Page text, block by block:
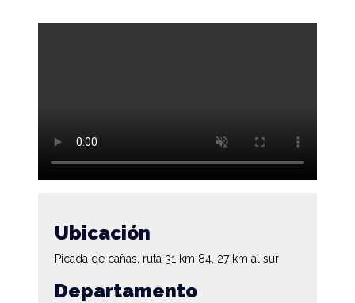
Ubicación
Picada de cañas, ruta 31 km 84, 27 km al sur
Departamento